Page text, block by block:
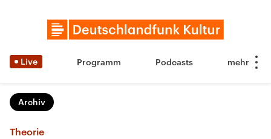
Live Programm Podcasts
Archiv
Theorie